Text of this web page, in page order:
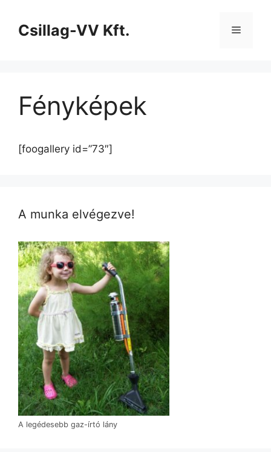
Csillag-VV Kft.
Fényképek
[foogallery id=”73″]
A munka elvégezve!
A legédesebb gaz-írtó lány